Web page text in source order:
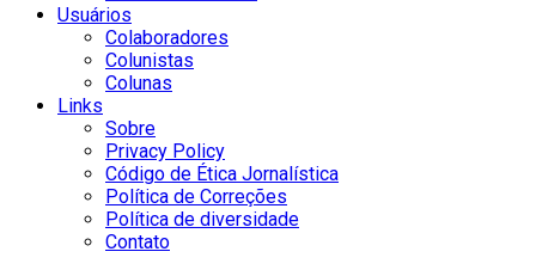
Usuários
Colaboradores
Colunistas
Colunas
Links
Sobre
Privacy Policy
Código de Ética Jornalística
Política de Correções
Política de diversidade
Contato